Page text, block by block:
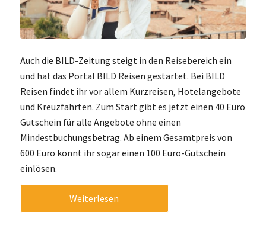
Auch die BILD-Zeitung steigt in den Reisebereich ein
und hat das Portal BILD Reisen gestartet. Bei BILD
Reisen findet ihr vor allem Kurzreisen, Hotelangebote
und Kreuzfahrten. Zum Start gibt es jetzt einen 40 Euro
Gutschein für alle Angebote ohne einen
Mindestbuchungsbetrag. Ab einem Gesamtpreis von
600 Euro könnt ihr sogar einen 100 Euro-Gutschein
einlösen.
Weiterlesen